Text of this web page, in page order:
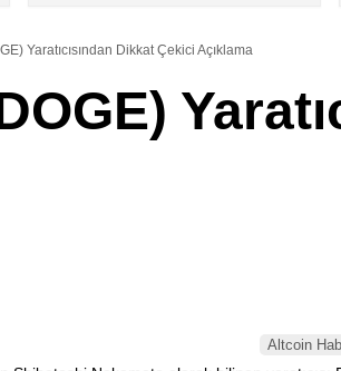
Yaratıcısından Dikkat Çekici Açıklama
Altcoin